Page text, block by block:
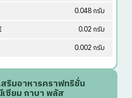
0.048 กรัม
0.02 กรัม
0.002 กรัม
ริมอาหารคราฟทริชั่น
ซียม กาบา พลัส